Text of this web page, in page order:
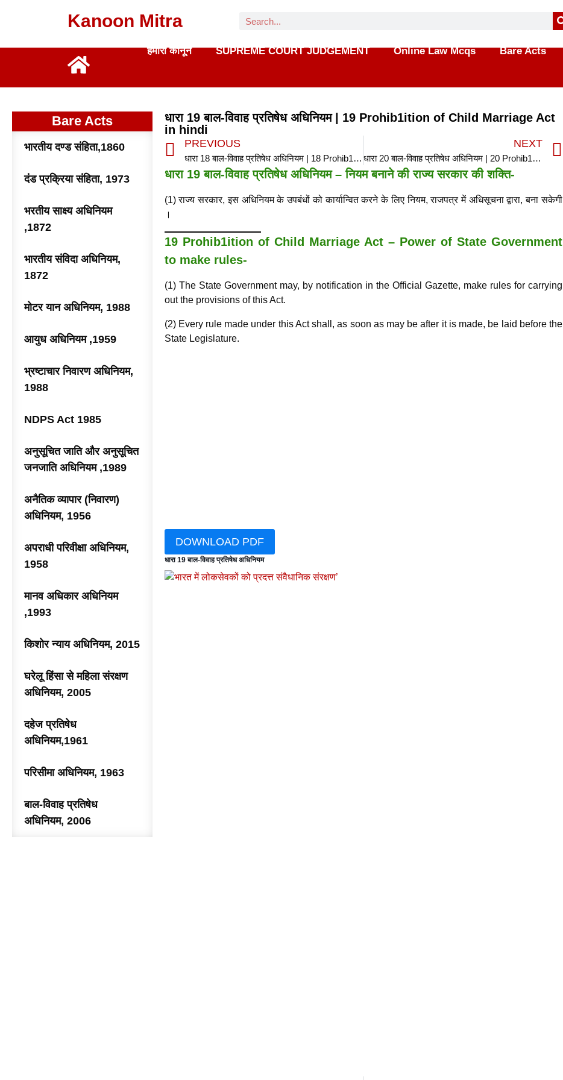
Kanoon Mitra
हमारा कानून SUPREME COURT JUDGEMENT Online Law Mcqs Bare Acts
Bare Acts
भारतीय दण्ड संहिता,1860
दंड प्रक्रिया संहिता, 1973
भरतीय साक्ष्य अधिनियम
,1872
भारतीय संविदा अधिनियम,
1872
मोटर यान अधिनियम, 1988
आयुध अधिनियम ,1959
भ्रष्टाचार निवारण अधिनियम,
1988
NDPS Act 1985
अनुसूचित जाति और अनुसूचित
जनजाति अधिनियम ,1989
अनैतिक व्यापार (निवारण)
अधिनियम, 1956
अपराधी परिवीक्षा अधिनियम,
1958
मानव अधिकार अधिनियम
,1993
किशोर न्याय अधिनियम, 2015
घरेलू हिंसा से महिला संरक्षण
अधिनियम, 2005
दहेज प्रतिषेध
अधिनियम,1961
परिसीमा अधिनियम, 1963
बाल-विवाह प्रतिषेध
अधिनियम, 2006
धारा 19 बाल-विवाह प्रतिषेध अधिनियम | 19 Prohib1ition of Child Marriage Act
in hindi
PREVIOUS
धारा 18 बाल-विवाह प्रतिषेध अधिनियम | 18 Prohib1ition of Child Marriage Act in hindi
NEXT
धारा 20 बाल-विवाह प्रतिषेध अधिनियम | 20 Prohib1ition of Child Marriage Act in hindi
धारा 19 बाल-विवाह प्रतिषेध अधिनियम – नियम बनाने की राज्य सरकार की शक्ति-
(1) राज्य सरकार, इस अधिनियम के उपबंधों को कार्यान्वित करने के लिए नियम, राजपत्र में अधिसूचना द्वारा, बना सकेगी
।
19 Prohib1ition of Child Marriage Act – Power of State Government
to make rules-
(1) The State Government may, by notification in the Official Gazette, make rules for carrying
out the provisions of this Act.
(2) Every rule made under this Act shall, as soon as may be after it is made, be laid before the
State Legislature.
DOWNLOAD PDF
धारा 19 बाल-विवाह प्रतिषेध अधिनियम